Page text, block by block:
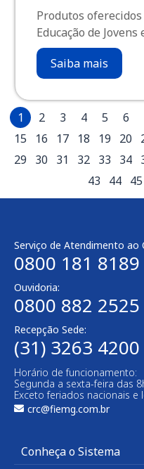
Produtos
Educação de Jovens
Saiba mais
1 2 3 4 5 6
15
16 17 18 19 20
29
30 31 32 33 34
43
44 45
Serviço de Atendimento ao
0800 181 8189
Ouvidoria:
0800 882 2525​
Recepção Sede:
(31) 3263 4200
Horário de funcionamento:
Segunda a sexta-feira das
Exceto feriados nacionais e
crc@fiemg.com.br
Conheça o Sistema